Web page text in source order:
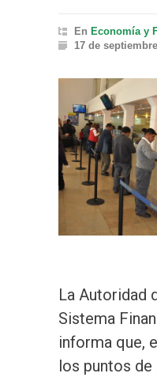
En Economía y
17 de
La Autoridad
Sistema
informa que,
los puntos